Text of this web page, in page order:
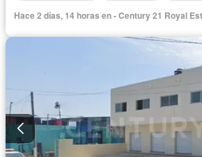
Hace 2 días, 14 horas en - Century 21 Royal